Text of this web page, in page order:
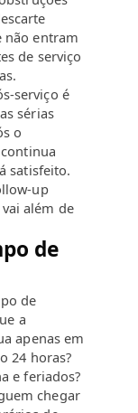
não entram
de serviço
serviço é
sérias
o
satisfeito.
up
além de
de
de
a
apenas em
24 horas?
e feriados?
chegar